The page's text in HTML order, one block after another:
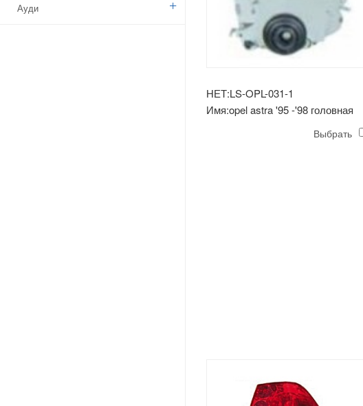
Ауди
НЕТ:LS-OPL-031-1
Имя:opel astra '95 -'98 головная
Выбрать